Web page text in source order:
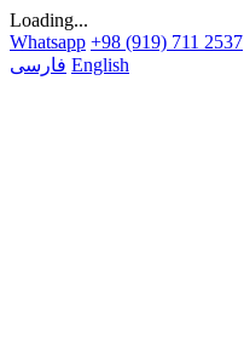
Loading...
Whatsapp +98 (919) 711 2537
فارسی English